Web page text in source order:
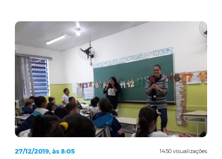
1450 visualizações
27/12/2019, às 8:05